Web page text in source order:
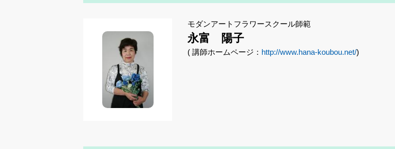
モダンアートフラワースクール師範
永富 陽子
( 講師ホームページ： http://www.hana-koubou.net/)